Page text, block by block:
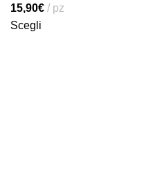
15,90€
pz
Scegli